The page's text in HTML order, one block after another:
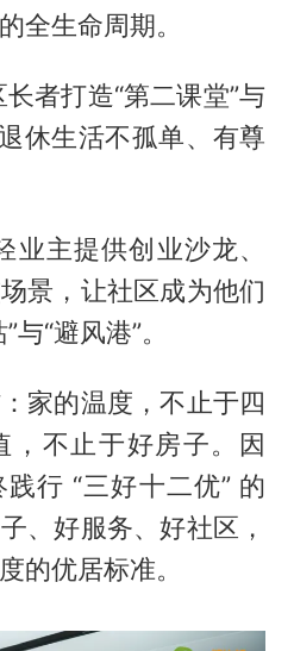
全生命周期。
长者打造“第二课堂”与
休生活不孤单、有尊
业主提供创业沙龙、
景，让社区成为他们
“避风港”。
家的温度，不止于四
，不止于好房子。因
行 “三好十二优” 的
、好服务、好社区，
的优居标准。